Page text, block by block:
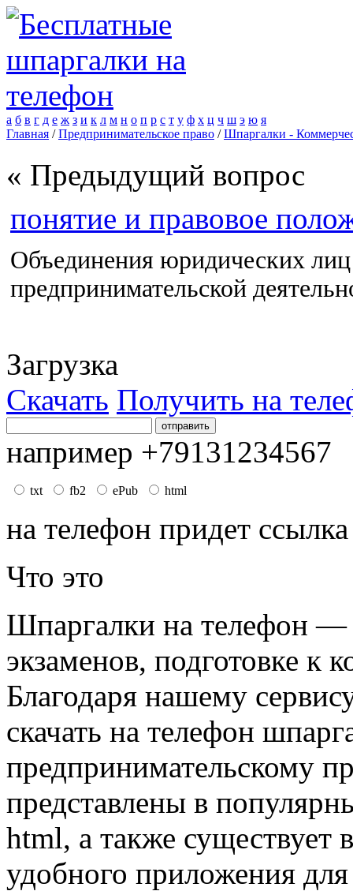
а б в г д е ж з и к л м н о п р с т у ф х ц ч ш э ю я
Главная /Предпринимательское право /Шпаргалки -
« Предыдущий вопрос
понятие и правовое
Объединения юридических
предпринимательской
Загрузка
Скачать Получить на
например +79131234567
txt fb2 ePub html
на телефон придет
Что это
Шпаргалки на телефон —
экзаменов, подготовке к
Благодаря нашему
скачать на телефон
предпринимательскому
представлены в
html, а также существует
удобного приложения